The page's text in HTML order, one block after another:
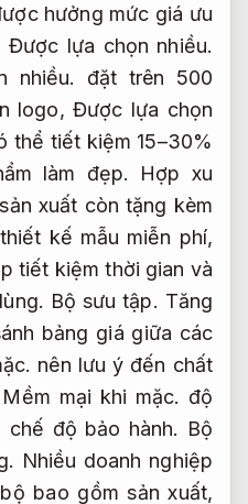
hưởng mức giá ưu
Được lựa chọn nhiều.
nhiều.
đặt trên 500
logo,Được lựa chọn
thể tiết kiệm 15–30%
làm đẹp.
Hợp xu
xuất còn tặng kèm
kế mẫu miễn phí,
tiết kiệm thời gian và
Bộ sưu tập. Tăng
bảng giá giữa các
nên lưu ý đến chất
Mềm mại khi mặc. độ
độ bảo hành. Bộ
Nhiều doanh nghiệp
bao gồm sản xuất,